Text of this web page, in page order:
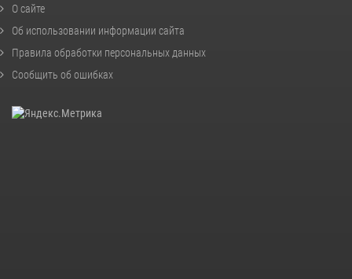
О сайте
Об использовании информации сайта
Правила обработки персональных данных
Сообщить об ошибках